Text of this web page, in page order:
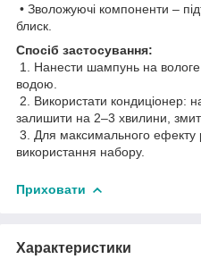
• Зволожуючі компоненти –
блиск.
Спосіб застосування:
1. Нанести шампунь на вологе
водою.
2. Використати кондиціонер:
залишити на 2–3 хвилини,
3. Для максимального ефекту
використання набору.
Приховати
Характеристики